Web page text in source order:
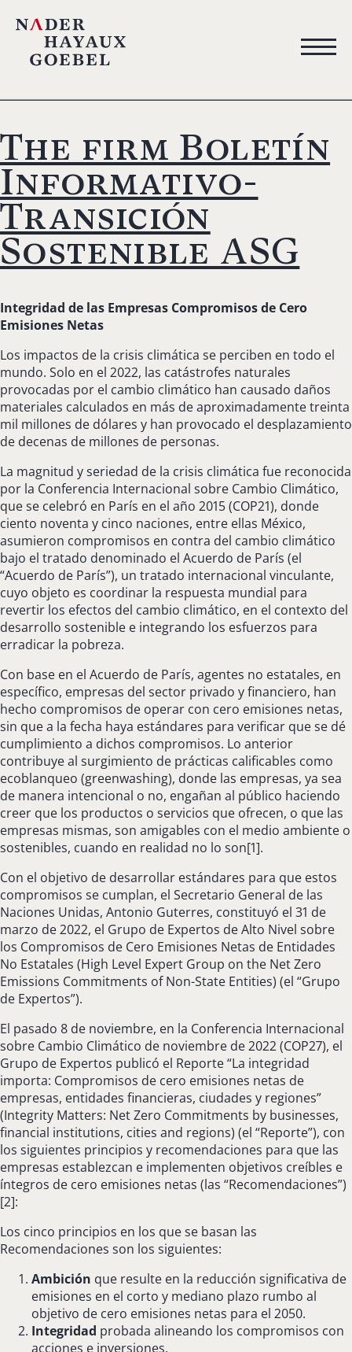
The firm Boletín
Informativo-
Transición
Sostenible ASG
Integridad de las Empresas Compromisos de Cero
Emisiones Netas
Los impactos de la crisis climática se perciben en todo el
mundo. Solo en el 2022, las catástrofes naturales
provocadas por el cambio climático han causado daños
materiales calculados en más de aproximadamente treinta
mil millones de dólares y han provocado el desplazamiento
de decenas de millones de personas.
La magnitud y seriedad de la crisis climática fue reconocida
por la Conferencia Internacional sobre Cambio Climático,
que se celebró en París en el año 2015 (COP21), donde
ciento noventa y cinco naciones, entre ellas México,
asumieron compromisos en contra del cambio climático
bajo el tratado denominado el Acuerdo de París (el
“Acuerdo de París”), un tratado internacional vinculante,
cuyo objeto es coordinar la respuesta mundial para
revertir los efectos del cambio climático, en el contexto del
desarrollo sostenible e integrando los esfuerzos para
erradicar la pobreza.
Con base en el Acuerdo de París, agentes no estatales, en
específico, empresas del sector privado y financiero, han
hecho compromisos de operar con cero emisiones netas,
sin que a la fecha haya estándares para verificar que se dé
cumplimiento a dichos compromisos. Lo anterior
contribuye al surgimiento de prácticas calificables como
ecoblanqueo (greenwashing), donde las empresas, ya sea
de manera intencional o no, engañan al público haciendo
creer que los productos o servicios que ofrecen, o que las
empresas mismas, son amigables con el medio ambiente o
sostenibles, cuando en realidad no lo son[1].
Con el objetivo de desarrollar estándares para que estos
compromisos se cumplan, el Secretario General de las
Naciones Unidas, Antonio Guterres, constituyó el 31 de
marzo de 2022, el Grupo de Expertos de Alto Nivel sobre
los Compromisos de Cero Emisiones Netas de Entidades
No Estatales (High Level Expert Group on the Net Zero
Emissions Commitments of Non-State Entities) (el “Grupo
de Expertos”).
El pasado 8 de noviembre, en la Conferencia Internacional
sobre Cambio Climático de noviembre de 2022 (COP27), el
Grupo de Expertos publicó el Reporte “La integridad
importa: Compromisos de cero emisiones netas de
empresas, entidades financieras, ciudades y regiones”
(Integrity Matters: Net Zero Commitments by businesses,
financial institutions, cities and regions) (el “Reporte”), con
los siguientes principios y recomendaciones para que las
empresas establezcan e implementen objetivos creíbles e
íntegros de cero emisiones netas (las “Recomendaciones”)
[2]:
Los cinco principios en los que se basan las
Recomendaciones son los siguientes:
Ambición que resulte en la reducción significativa de
emisiones en el corto y mediano plazo rumbo al
objetivo de cero emisiones netas para el 2050.
Integridad probada alineando los compromisos con
acciones e inversiones.